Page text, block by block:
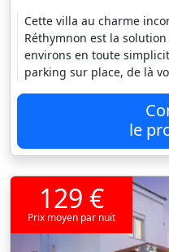
Cette villa au charme
Réthymnon est la
environs en toute
parking sur place, de là
le
129 €
Prix moyen par nuit